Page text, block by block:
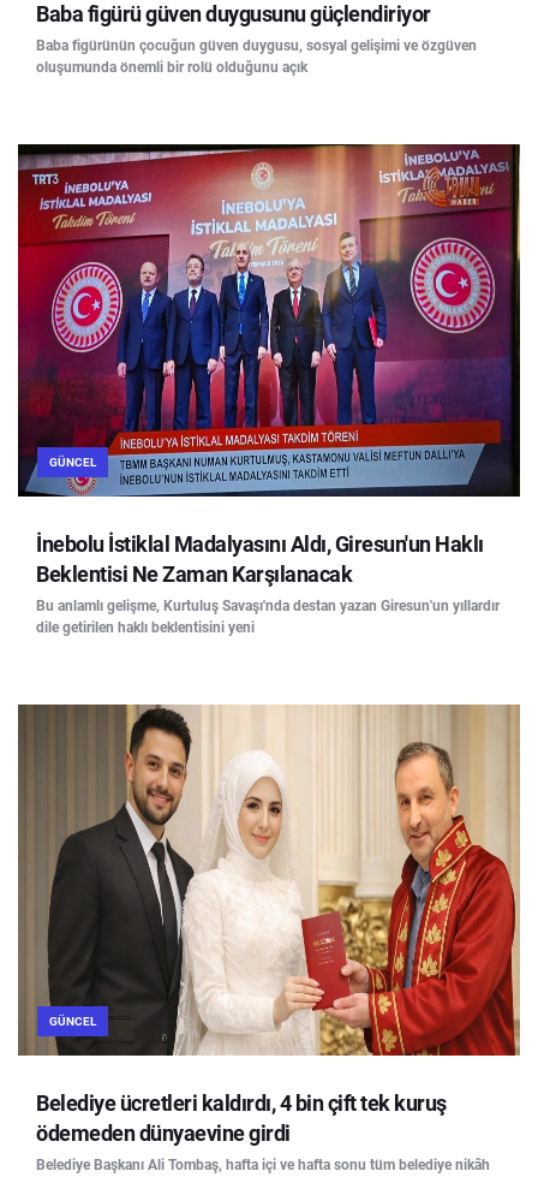
Baba figürü güven duygusunu güçlendiriyor
Baba figürünün çocuğun güven duygusu, sosyal gelişimi ve özgüven
oluşumunda önemli bir rolü olduğunu açık
GÜNCEL
İnebolu İstiklal Madalyasını Aldı, Giresun'un Haklı
Beklentisi Ne Zaman Karşılanacak
Bu anlamlı gelişme, Kurtuluş Savaşı'nda destan yazan Giresun'un yıllardır
dile getirilen haklı beklentisini yeni
GÜNCEL
Belediye ücretleri kaldırdı, 4 bin çift tek kuruş
ödemeden dünyaevine girdi
Belediye Başkanı Ali Tombaş, hafta içi ve hafta sonu tüm belediye nikâh